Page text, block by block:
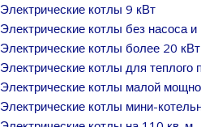
Электрические котлы 9 кВт
Электрические котлы без насоса
Электрические котлы более 20 кВт
Электрические котлы для теплого
Электрические котлы малой
Электрические котлы мини-